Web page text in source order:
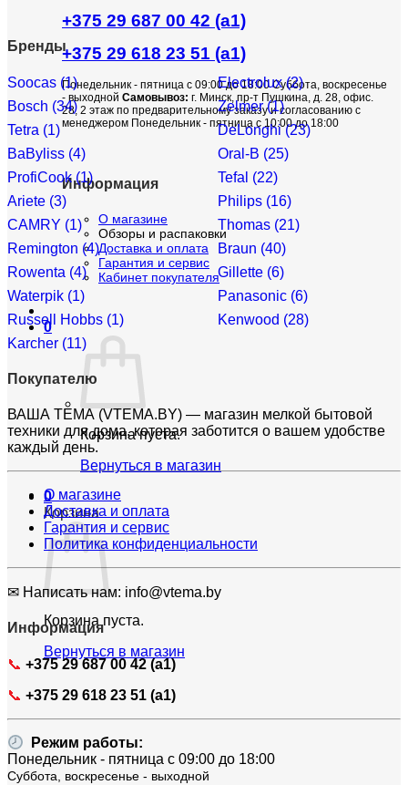
+375 29 687 00 42 (a1)
+375 29 618 23 51 (a1)
Понедельник - пятница с 09:00 до 18:00 Суббота, воскресенье
- выходной Самовывоз: г. Минск, пр-т Пушкина, д. 28, офис.
28, 2 этаж по предварительному заказу и согласованию с
менеджером Понедельник - пятница с 10:00 до 18:00
Информация
О магазине
Обзоры и распаковки
Доставка и оплата
Гарантия и сервис
Кабинет покупателя
0
Корзина пуста.
Вернуться в магазин
0
Корзина
Корзина пуста.
Вернуться в магазин
599,00 б.р..
Бренды
Soocas (1)
Electrolux (2)
Bosch (34)
Zelmer (1)
Tetra (1)
DeLonghi (23)
BaByliss (4)
Oral-B (25)
ProfiCook (1)
Tefal (22)
Ariete (3)
Philips (16)
CAMRY (1)
Thomas (21)
Remington (4)
Braun (40)
Rowenta (4)
Gillette (6)
Waterpik (1)
Panasonic (6)
Russell Hobbs (1)
Kenwood (28)
Karcher (11)
Покупателю
ВАША ТЕМА (VTEMA.BY) — магазин мелкой бытовой
техники для дома, которая заботится о вашем удобстве
каждый день.
О магазине
Доставка и оплата
Гарантия и сервис
Политика конфиденциальности
✉ Написать нам: info@vtema.by
Информация
📞 +375 29 687 00 42 (a1)
📞 +375 29 618 23 51 (a1)
Режим работы:
Понедельник - пятница с 09:00 до 18:00
Суббота, воскресенье - выходной